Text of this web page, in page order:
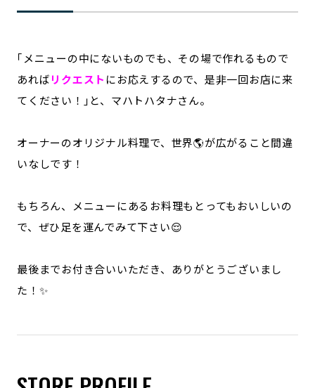
｢メニューの中にないものでも、その場で作れるもので
あればリクエスト にお応えするので、是非一回お店に来
てください！｣と、マハトハタナさん。
オーナーのオリジナル料理で、世界🌎が広がること間違
いなしです！
もちろん、メニューにあるお料理もとってもおいしいの
で、ぜひ足を運んでみて下さい😌
最後までお付き合いいただき、ありがとうございまし
た！✨